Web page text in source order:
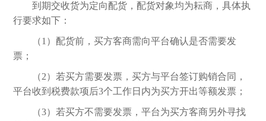
到期交收货为定向配货，配货对象均为耘商，具体执
行要求如下：
（1）配货前，买方客商需向平台确认是否需要发
票；
（2）若买方需要发票，买方与平台签订购销合同，
平台收到税费款项后3个工作日内为买方开出等额发票；
（3）若买方不需要发票，平台为买方客商另外寻找